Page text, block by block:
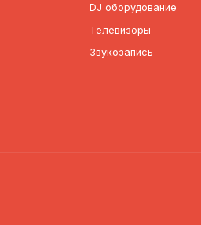
DJ оборудование
Телевизоры
Звукозапись